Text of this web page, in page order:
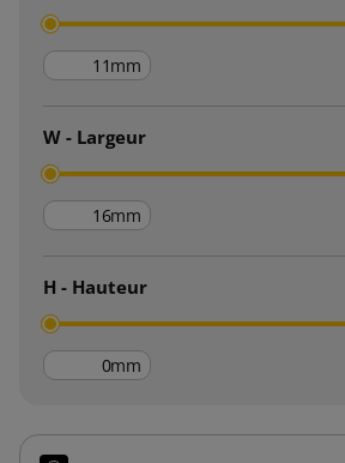
mm
W - Largeur
mm
H - Hauteur
mm